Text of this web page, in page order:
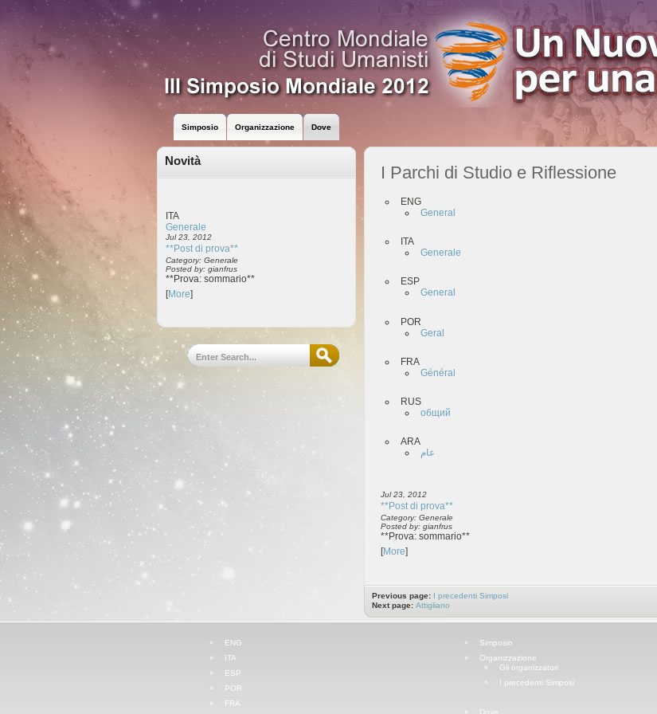
Simposio Organizzazione Dove
Novità
ITA
Generale
Jul 23, 2012
**Post di prova**
Category: Generale
Posted by: gianfrus
**Prova: sommario**
[More]
I Parchi di Studio e Riflessione
ENG
General
ITA
Generale
ESP
General
POR
Geral
FRA
Général
RUS
общий
ARA
عام
Jul 23, 2012
**Post di prova**
Category: Generale
Posted by: gianfrus
**Prova: sommario**
[More]
Previous page: I precedenti Simposi
Next page: Attigliano
ENG
ITA
ESP
POR
FRA
Simposio
Organizzazione
Gli organizzatori
I precedenti Simposi
Dove